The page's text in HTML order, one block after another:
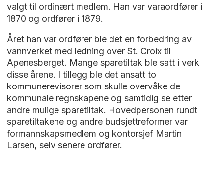
valgt til ordinært medlem. Han var varaordfører i
1870 og ordfører i 1879.
Året han var ordfører ble det en forbedring av
vannverket med ledning over St. Croix til
Apenesberget. Mange sparetiltak ble satt i verk
disse årene. I tillegg ble det ansatt to
kommunerevisorer som skulle overvåke de
kommunale regnskapene og samtidig se etter
andre mulige sparetiltak. Hovedpersonen rundt
sparetiltakene og andre budsjettreformer var
formannskapsmedlem og kontorsjef Martin
Larsen, selv senere ordfører.